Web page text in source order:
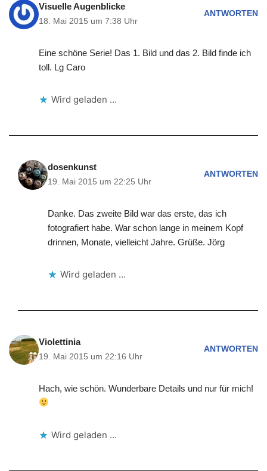
Visuelle Augenblicke
18. Mai 2015 um 7:38 Uhr
ANTWORTEN
Eine schöne Serie! Das 1. Bild und das 2. Bild finde ich
toll. Lg Caro
Wird geladen …
dosenkunst
19. Mai 2015 um 22:25 Uhr
ANTWORTEN
Danke. Das zweite Bild war das erste, das ich
fotografiert habe. War schon lange in meinem Kopf
drinnen, Monate, vielleicht Jahre. Grüße. Jörg
Wird geladen …
Violettinia
19. Mai 2015 um 22:16 Uhr
ANTWORTEN
Hach, wie schön. Wunderbare Details und nur für mich!
Wird geladen …